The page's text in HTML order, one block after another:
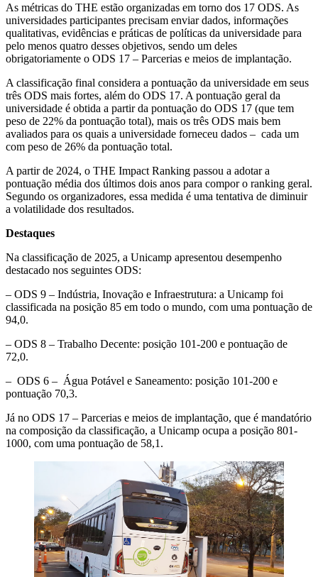
As métricas do THE estão organizadas em torno dos 17 ODS. As
universidades participantes precisam enviar dados, informações
qualitativas, evidências e práticas de políticas da universidade para
pelo menos quatro desses objetivos, sendo um deles
obrigatoriamente o ODS 17 – Parcerias e meios de implantação.
A classificação final considera a pontuação da universidade em seus
três ODS mais fortes, além do ODS 17. A pontuação geral da
universidade é obtida a partir da pontuação do ODS 17 (que tem
peso de 22% da pontuação total), mais os três ODS mais bem
avaliados para os quais a universidade forneceu dados – cada um
com peso de 26% da pontuação total.
A partir de 2024, o THE Impact Ranking passou a adotar a
pontuação média dos últimos dois anos para compor o ranking geral.
Segundo os organizadores, essa medida é uma tentativa de diminuir
a volatilidade dos resultados.
Destaques
Na classificação de 2025, a Unicamp apresentou desempenho
destacado nos seguintes ODS:
– ODS 9 – Indústria, Inovação e Infraestrutura: a Unicamp foi
classificada na posição 85 em todo o mundo, com uma pontuação de
94,0.
– ODS 8 – Trabalho Decente: posição 101-200 e pontuação de
72,0.
– ODS 6 – Água Potável e Saneamento: posição 101-200 e
pontuação 70,3.
Já no ODS 17 – Parcerias e meios de implantação, que é mandatório
na composição da classificação, a Unicamp ocupa a posição 801-
1000, com uma pontuação de 58,1.